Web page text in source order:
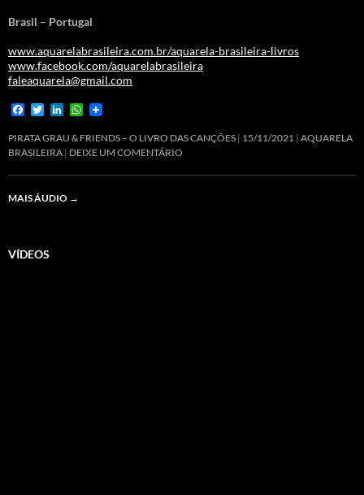
Brasil – Portugal
www.aquarelabrasileira.com.br/aquarela-brasileira-livros
www.facebook.com/aquarelabrasileira
faleaquarela@gmail.com
F
c
e
o
k
i
t
e
n
k
e
d
n
W
a
t
A
PIRATA GRAU & FRIENDS – O LIVRO DAS CANÇÕES 15/11/2021 AQUARELA
BRASILEIRA DEIXE UM COMENTÁRIO
MAIS ÁUDIO →
VÍDEOS